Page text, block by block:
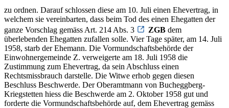
zu ordnen. Darauf schlossen diese am 10. Juli einen Ehevertrag, in
welchem sie vereinbarten, dass beim Tod des einen Ehegatten der
ganze Vorschlag gemäss Art. 214 Abs. 3
ZGB dem
überlebenden Ehegatten zufallen solle. Vier Tage später, am 14. Juli
1958, starb der Ehemann. Die Vormundschaftsbehörde der
Einwohnergemeinde Z. verweigerte am 18. Juli 1958 die
Zustimmung zum Ehevertrag, da sein Abschluss einen
Rechtsmissbrauch darstelle. Die Witwe erhob gegen diesen
Beschluss Beschwerde. Der Oberamtmann von Bucheggberg-
Kriegstetten hiess die Beschwerde am 2. Oktober 1958 gut und
forderte die Vormundschaftsbehörde auf, dem Ehevertrag gemäss